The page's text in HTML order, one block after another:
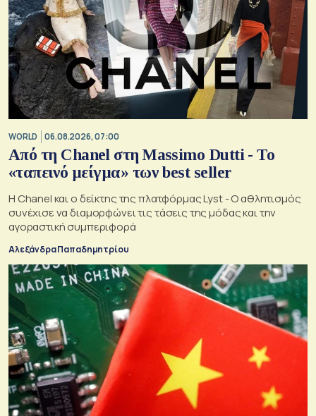
WORLD 06.08.2026, 07:00
Από τη Chanel στη Massimo Dutti - Το
«ταπεινό μείγμα» των best seller
Η Chanel και ο δείκτης της πλατφόρμας Lyst - Ο αθλητισμός
συνέχισε να διαμορφώνει τις τάσεις της μόδας και την
αγοραστική συμπεριφορά
Αλεξάνδρα Παπαδημητρίου